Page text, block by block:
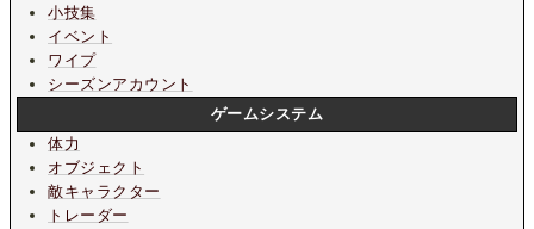
小技集
イベント
ワイプ
シーズンアカウント
ゲームシステム
体力
オブジェクト
敵キャラクター
トレーダー